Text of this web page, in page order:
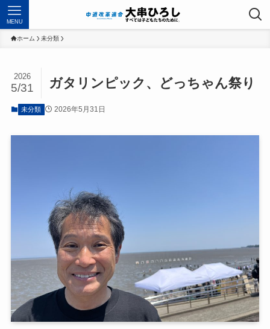
MENU
ホーム 未分類
ガタリンピック、どっちゃん祭り
2026
5/31
未分類 2026年5月31日